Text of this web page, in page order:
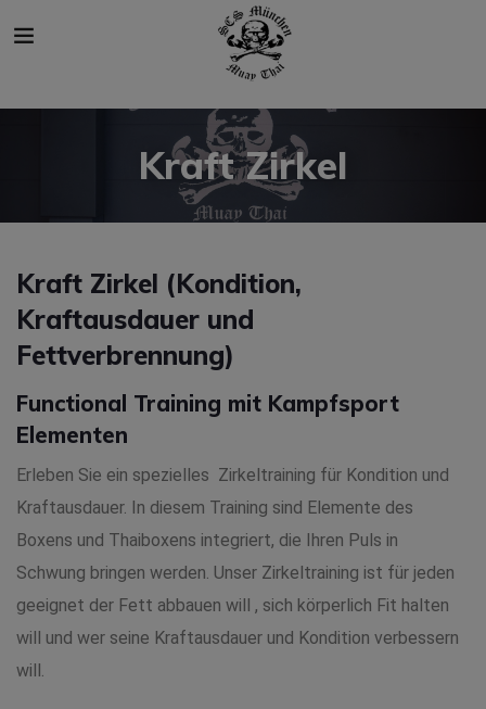
Kraft Zirkel
Kraft Zirkel (Kondition,
Kraftausdauer und
Fettverbrennung)
Functional Training mit Kampfsport
Elementen
Erleben Sie ein spezielles Zirkeltraining für Kondition und
Kraftausdauer. In diesem Training sind Elemente des
Boxens und Thaiboxens integriert, die Ihren Puls in
Schwung bringen werden. Unser Zirkeltraining ist für jeden
geeignet der Fett abbauen will , sich körperlich Fit halten
will und wer seine Kraftausdauer und Kondition verbessern
will.
modal-check